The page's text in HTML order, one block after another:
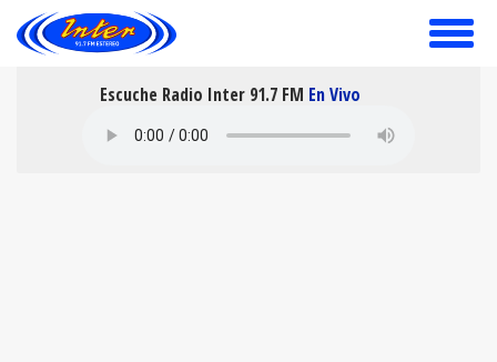
toggle
Escuche Radio Inter 91.7 FM En Vivo